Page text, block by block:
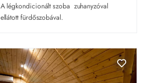
A légkondicionált szoba  zuhanyzóval
ellátott fürdőszobával.